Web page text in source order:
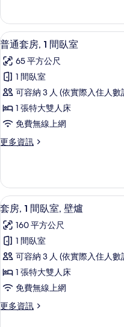
大
雙
人
床
的
所
有
相
片
客
房,
1
張
特
大
人
床
的
詳
情
顯
示
普
通
套
房,
間
室
的
所
有
相
片
6
普通套房, 1 間臥室
65 平方公尺
1 間臥室
可容納 3 人 (依實際入住人數
1 張特大雙人床
免費無線上網
更多資訊
更
套
房,
1
臥
室
詳
情
顯
示
套
房,
1
間
臥
室,
13
套房, 1 間臥室, 壁爐
160 平方公尺
1 間臥室
可容納 3 人 (依實際入住人數
1 張特大雙人床
免費無線上網
更多資訊
更